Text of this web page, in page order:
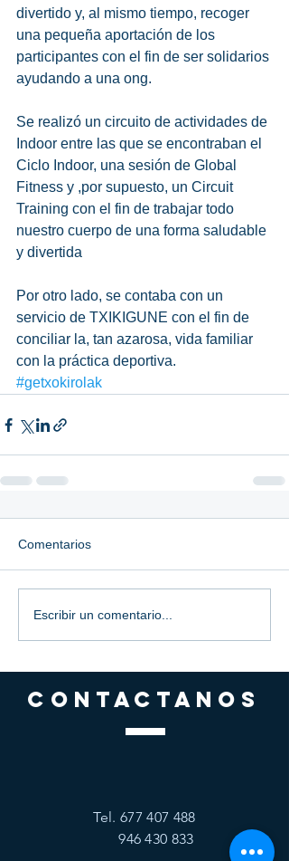
divertido y, al mismo tiempo, recoger
una pequeña aportación de los
participantes con el fin de ser solidarios
ayudando a una ong.
Se realizó un circuito de actividades de
Indoor entre las que se encontraban el
Ciclo Indoor, una sesión de Global
Fitness y ,por supuesto, un Circuit
Training con el fin de trabajar todo
nuestro cuerpo de una forma saludable
y divertida
Por otro lado, se contaba con un
servicio de TXIKIGUNE con el fin de
conciliar la, tan azarosa, vida familiar
con la práctica deportiva.
#getxokirolak
Comentarios
Escribir un comentario...
CONTACTANOS
Tel.677 407 488
946 430 833